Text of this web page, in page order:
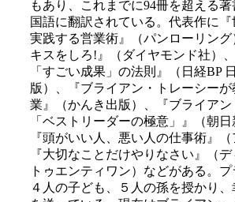
もあり、これまでに94冊を超える
国語に翻訳されている。代表作に『
実践する営業術』（パンローリング
キスをしろ!』（ダイヤモンド社）
「すごい成果」の法則』（日経BP
版）、『ブライアン・トレーシー
業』（かんき出版）、『ブライア
「ベストリーダーの極意」』（朝日
『頭がいい人、悪い人の仕事術』（
『大切なことだけやりなさい』（デ
トゥエンティワン）などがある。
４人の子ども、５人の孫を授かり